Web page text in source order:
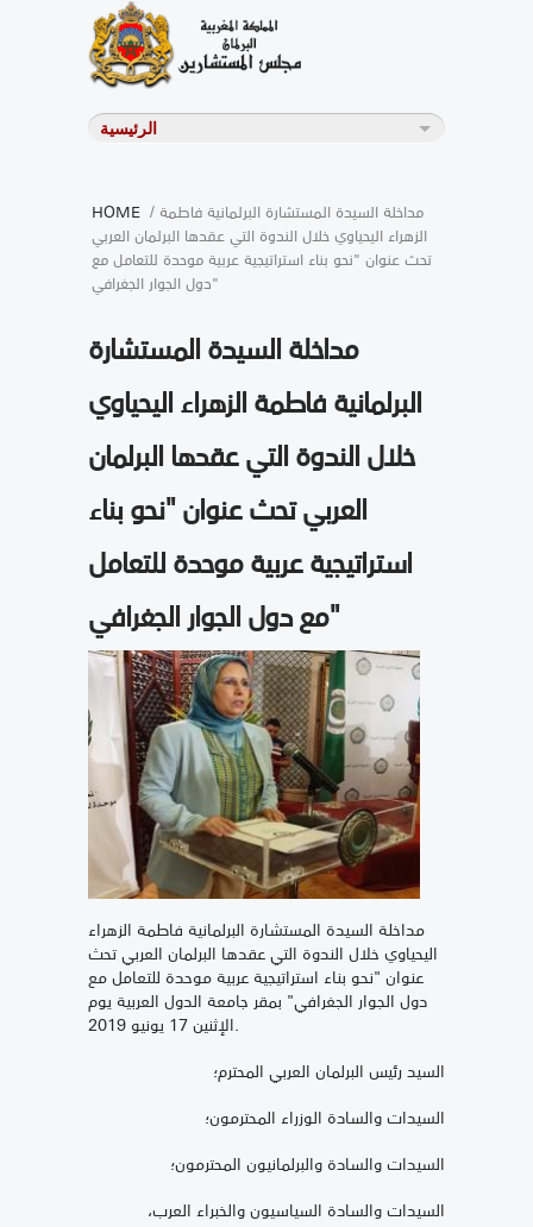
HOME / مداخلة السيدة المستشارة البرلمانية فاطمة
الزهراء اليحياوي خلال الندوة التي عقدها البرلمان العربي
تحث عنوان "نحو بناء استراتيجية عربية موحدة للتعامل مع
دول الجوار الجغرافي"
مداخلة السيدة المستشارة
البرلمانية فاطمة الزهراء اليحياوي
خلال الندوة التي عقدها البرلمان
العربي تحث عنوان "نحو بناء
استراتيجية عربية موحدة للتعامل
مع دول الجوار الجغرافي"
مداخلة السيدة المستشارة البرلمانية فاطمة الزهراء
اليحياوي خلال الندوة التي عقدها البرلمان العربي تحث
عنوان "نحو بناء استراتيجية عربية موحدة للتعامل مع
دول الجوار الجغرافي" بمقر جامعة الدول العربية يوم
الإثنين 17 يونيو 2019.
السيد رئيس البرلمان العربي المحترم؛
السيدات والسادة الوزراء المحترمون؛
السيدات والسادة والبرلمانيون المحترمون؛
السيدات والسادة السياسيون والخبراء العرب،